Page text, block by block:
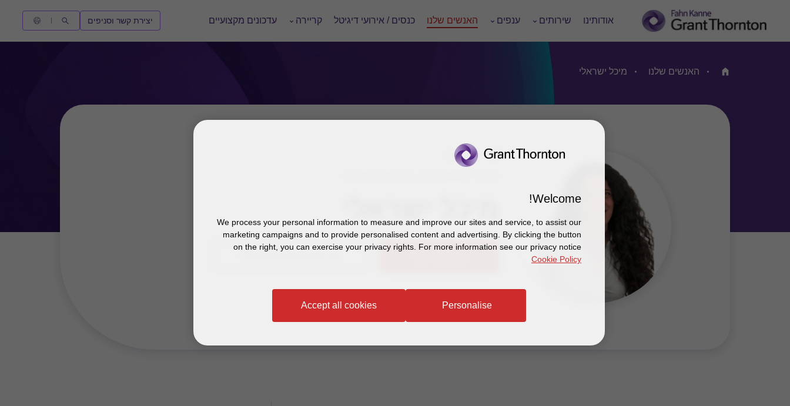
אודותינו שירותים ענפים האנשים שלנו כנסים / אירועי דיגיטל קריירה עדכונים מקצועיים יצירת קשר וסניפים
Home האנשים שלנו מיכל ישראלי
תל-אביב
Welcome!
We process your personal information to measure and improve our sites and service, to assist our
marketing campaigns and to provide personalised content and advertising. By clicking the button
on the right, you can exercise your privacy rights. For more information see our privacy notice
Cookie Policy
Accept all cookies Personalise